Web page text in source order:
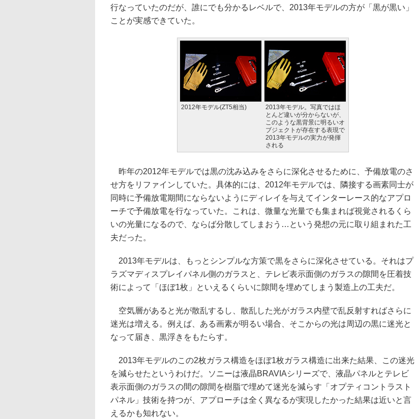
行なっていたのだが、誰にでも分かるレベルで、2013年モデルの方が「黒が黒い」
ことが実感できていた。
2012年モデル(ZT5相当)
2013年モデル。写真ではほ
とんど違いが分からないが、
このような黒背景に明るいオ
ブジェクトが存在する表現で
2013年モデルの実力が発揮
される
昨年の2012年モデルでは黒の沈み込みをさらに深化させるために、予備放電のさ
せ方をリファインしていた。具体的には、2012年モデルでは、隣接する画素同士が
同時に予備放電期間にならないようにディレイを与えてインターレース的なアプロ
ーチで予備放電を行なっていた。これは、微量な光量でも集まれば視覚されるくら
いの光量になるので、ならば分散してしまおう…という発想の元に取り組まれた工
夫だった。
2013年モデルは、もっとシンプルな方策で黒をさらに深化させている。それはプ
ラズマディスプレイパネル側のガラスと、テレビ表示面側のガラスの隙間を圧着技
術によって「ほぼ1枚」といえるくらいに隙間を埋めてしまう製造上の工夫だ。
空気層があると光が散乱するし、散乱した光がガラス内壁で乱反射すればさらに
迷光は増える。例えば、ある画素が明るい場合、そこからの光は周辺の黒に迷光と
なって届き、黒浮きをもたらす。
2013年モデルのこの2枚ガラス構造をほぼ1枚ガラス構造に出来た結果、この迷光
を減らせたというわけだ。ソニーは液晶BRAVIAシリーズで、液晶パネルとテレビ
表示面側のガラスの間の隙間を樹脂で埋めて迷光を減らす「オプティコントラスト
パネル」技術を持つが、アプローチは全く異なるが実現したかった結果は近いと言
えるかも知れない。